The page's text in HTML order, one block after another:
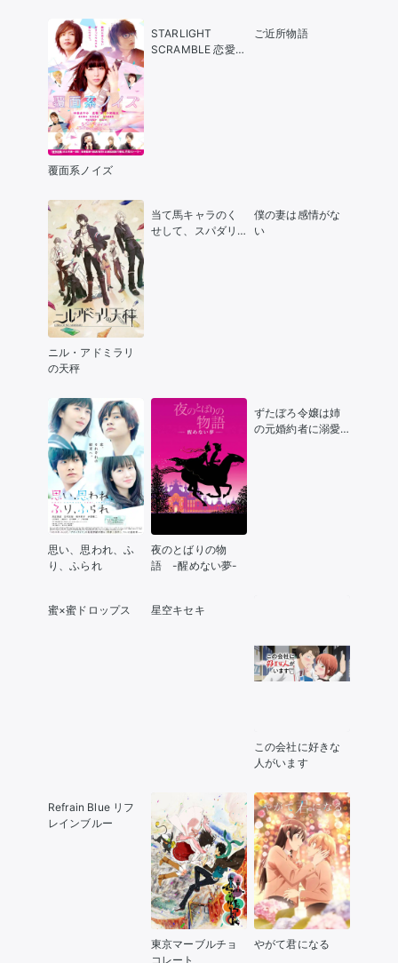
覆面系ノイズ
STARLIGHT
SCRAMBLE 恋愛候
ご近所物語
ニル・アドミラリ
の天秤
当て馬キャラのく
せして、スパダリ
僕の妻は感情がな
い
思い、思われ、ふ
り、ふられ
夜のとばりの物
語 -醒めない夢-
ずたぼろ令嬢は姉
の元婚約者に溺愛
蜜×蜜ドロップス 星空キセキ
この会社に好きな
人がいます
Refrain Blue リフ
レインブルー
東京マーブルチョ
コレート
やがて君になる